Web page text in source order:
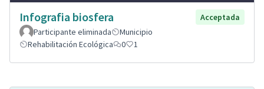
Infografia biosfera
Acceptada
Participante eliminada
Municipio
Rehabilitación Ecológica
0 1